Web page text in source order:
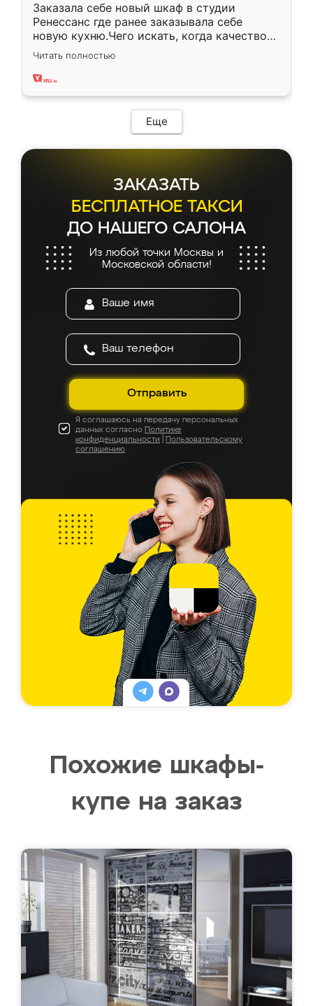
Заказала себе новый шкаф в студии
Ренессанс где ранее заказывала себе
новую кухню.Чего искать, когда качеством
вполне довольна. Служит кухня уже почти
два года, нареканий нет.
Читать полностью
Еще
ЗАКАЗАТЬ
БЕСПЛАТНОЕ ТАКСИ
ДО НАШЕГО САЛОНА
Из любой точки Москвы и
Московской области!
Отправить
Я соглашаюсь на передачу персональных
данных согласно Политике
конфиденциальности
Пользовательскому
соглашению
Похожие шкафы-
купе на заказ